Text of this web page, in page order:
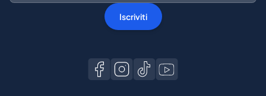
Iscriviti